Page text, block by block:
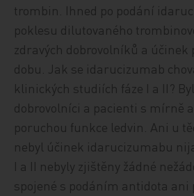
trombin. Ihned po podání
poklesu dilutovaného
zdravých dobrovolníků a účinek
dobu. Jak se idarucizumab
klinických studiích fáze I a II?
dobrovolníci a pacienti s mírně
poruchou funkce ledvin. Ani u
nebyl účinek idarucizumabu
I a II nebyly zjištěny žádné
spojené s podáním antidota ani